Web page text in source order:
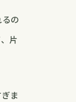
の
片
ま